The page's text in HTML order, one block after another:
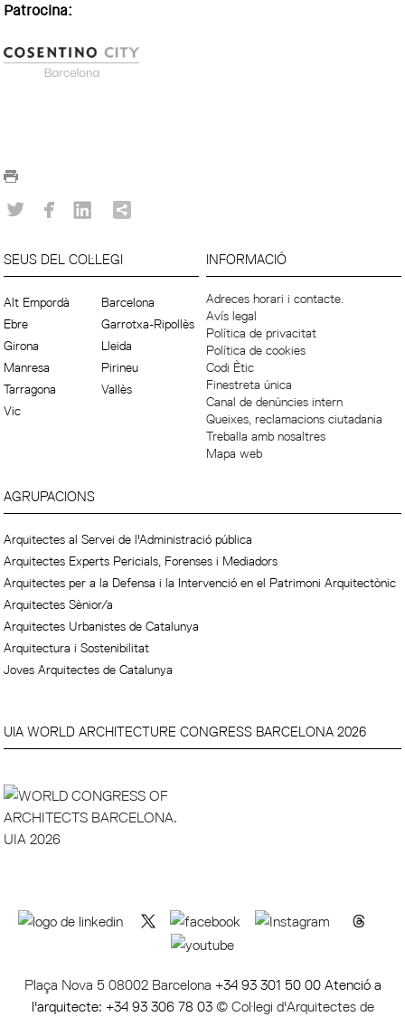
Patrocina:
SEUS DEL COL·LEGI
Alt Empordà
Barcelona
Ebre
Garrotxa-Ripollès
Girona
Lleida
Manresa
Pirineu
Tarragona
Vallès
Vic
INFORMACIÓ
Adreces horari i contacte.
Avís legal
Política de privacitat
Política de cookies
Codi Ètic
Finestreta única
Canal de denúncies intern
Queixes, reclamacions ciutadania
Treballa amb nosaltres
Mapa web
AGRUPACIONS
Arquitectes al Servei de l'Administració pública
Arquitectes Experts Pericials, Forenses i Mediadors
Arquitectes per a la Defensa i la Intervenció en el Patrimoni Arquitectònic
Arquitectes Sènior/a
Arquitectes Urbanistes de Catalunya
Arquitectura i Sostenibilitat
Joves Arquitectes de Catalunya
UIA WORLD ARCHITECTURE CONGRESS BARCELONA 2026
Plaça Nova 5 08002 Barcelona +34 93 301 50 00 Atenció a
l'arquitecte: +34 93 306 78 03 © Col·legi d'Arquitectes de